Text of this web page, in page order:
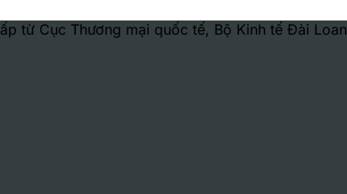
từ Cục Thương mại quốc tế, Bộ Kinh tế Đài Loan